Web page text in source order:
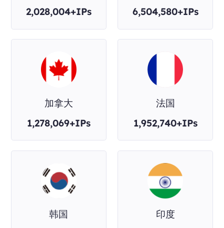
2,028,004+IPs 6,504,580+IPs
加拿大
1,278,069+IPs
法国
1,952,740+IPs
韩国
印度